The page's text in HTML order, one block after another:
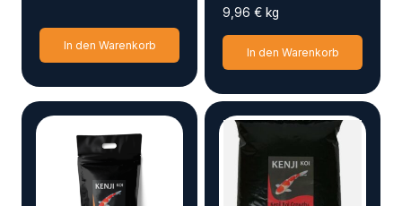
In den Warenkorb
9,96 € kg
In den Warenkorb